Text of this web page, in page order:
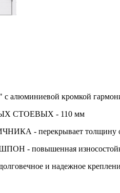
с алюминиевой кромкой
СТОЕВЫХ - 110 мм
- перекрывает толщину
повышенная
и надежное